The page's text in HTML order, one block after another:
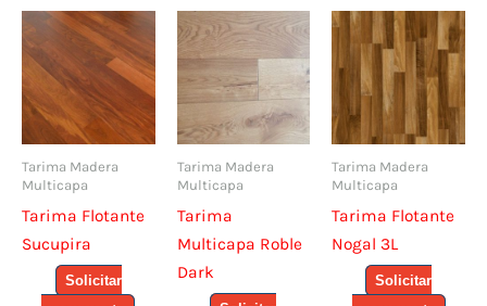
Tarima Madera
Multicapa
Tarima Flotante
Sucupira
Solicitar
Tarima Madera
Multicapa
Tarima
Multicapa Roble
Dark
Tarima Madera
Multicapa
Tarima Flotante
Nogal 3L
Solicitar